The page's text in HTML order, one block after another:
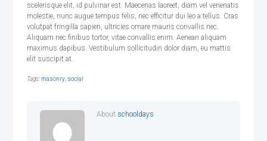
scelerisque elit, id pulvinar est. Maecenas laoreet, diam vel venenatis
molestie, nunc augue tempus felis, nec efficitur dui leo a tellus. Cras
volutpat fringilla sapien, ultricies ornare mauris convallis nec.
Aliquam nec finibus tortor, vitae convallis enim. Aenean aliquam
maximus dapibus. Vestibulum sollicitudin dolor diam, eu mattis
elit suscipit at.
Tags: masonry, social
About schooldays